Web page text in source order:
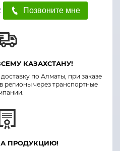
Позвоните мне
КАЗАХСТАНУ!
по Алматы, при заказе
регионы через транспортные
ПРОДУКЦИЮ!